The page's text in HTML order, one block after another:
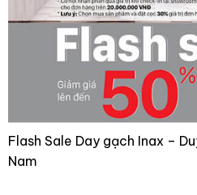
Flash Sale Day gạch Inax –
Nam